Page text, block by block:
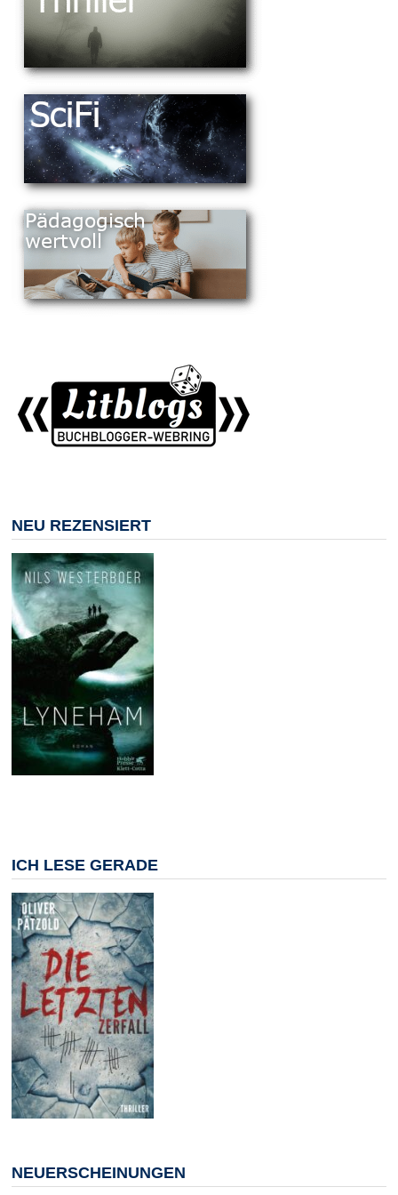
NEU REZENSIERT
ICH LESE GERADE
NEUERSCHEINUNGEN